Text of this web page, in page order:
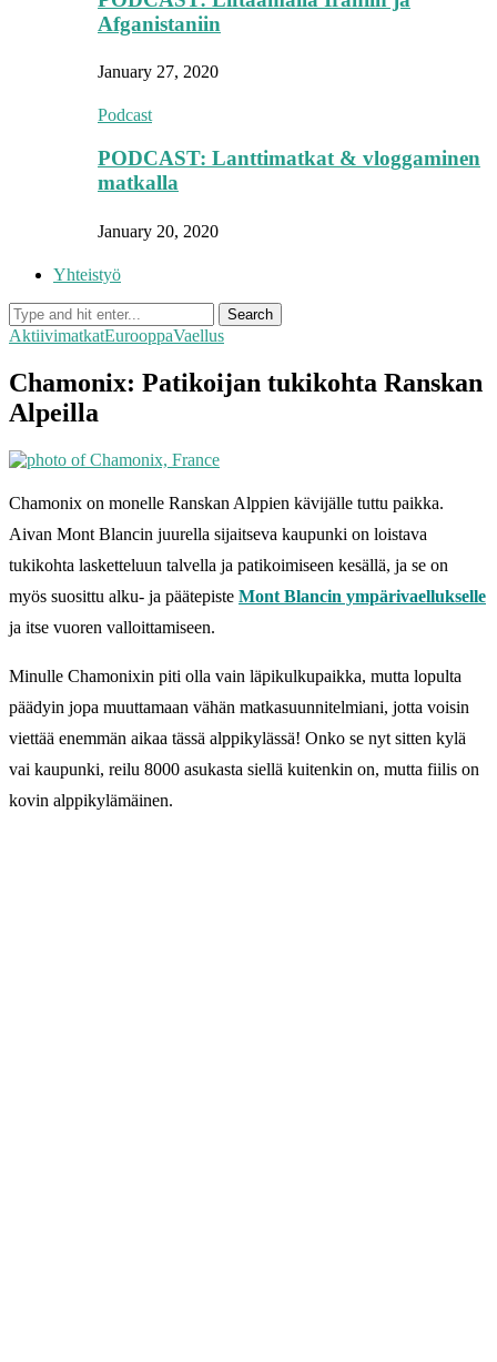
Afganistaniin
January 27, 2020
Podcast
PODCAST: Lanttimatkat & vloggaminen
matkalla
January 20, 2020
Yhteistyö
AktiivimatkatEurooppaVaellus
Chamonix: Patikoijan tukikohta Ranskan
Alpeilla
Chamonix on monelle Ranskan Alppien kävijälle tuttu paikka.
Aivan Mont Blancin juurella sijaitseva kaupunki on loistava
tukikohta lasketteluun talvella ja patikoimiseen kesällä, ja se on
myös suosittu alku- ja päätepiste Mont Blancin ympärivaellukselle
ja itse vuoren valloittamiseen.
Minulle Chamonixin piti olla vain läpikulkupaikka, mutta lopulta
päädyin jopa muuttamaan vähän matkasuunnitelmiani, jotta voisin
viettää enemmän aikaa tässä alppikylässä! Onko se nyt sitten kylä
vai kaupunki, reilu 8000 asukasta siellä kuitenkin on, mutta fiilis on
kovin alppikylämäinen.